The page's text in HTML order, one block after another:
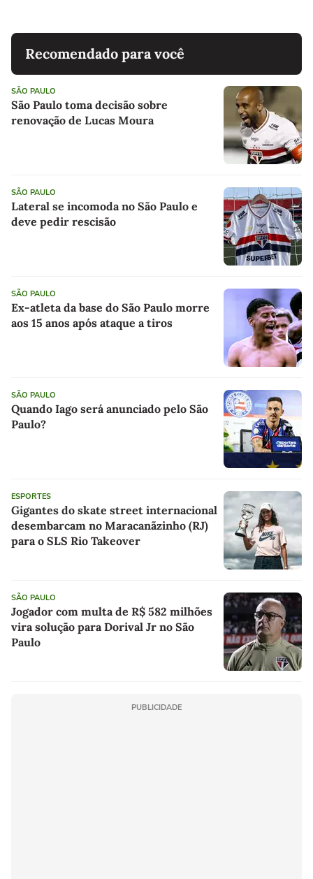
Recomendado para você
SÃO PAULO
São Paulo toma decisão sobre
renovação de Lucas Moura
SÃO PAULO
Lateral se incomoda no São Paulo e
deve pedir rescisão
SÃO PAULO
Ex-atleta da base do São Paulo morre
aos 15 anos após ataque a tiros
SÃO PAULO
Quando Iago será anunciado pelo São
Paulo?
ESPORTES
Gigantes do skate street internacional
desembarcam no Maracanãzinho (RJ)
para o SLS Rio Takeover
SÃO PAULO
Jogador com multa de R$ 582 milhões
vira solução para Dorival Jr no São
Paulo
PUBLICIDADE